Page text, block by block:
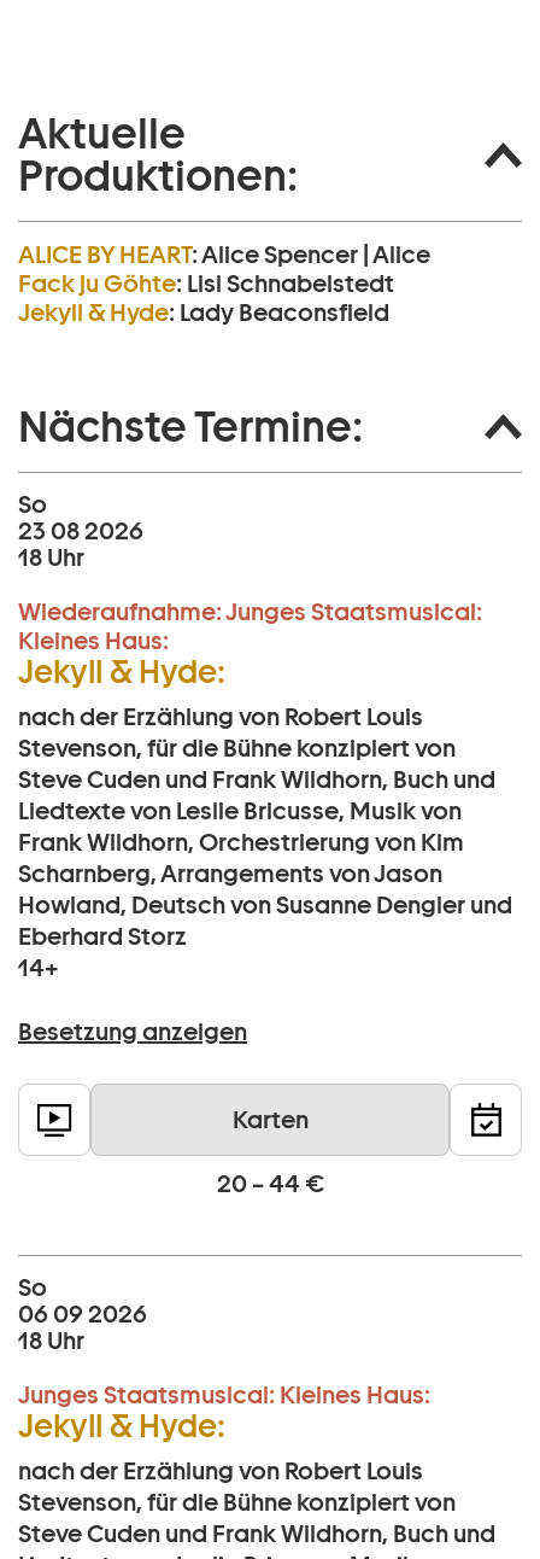
Aktuelle
Produktionen:
ALICE BY HEART:Alice Spencer | Alice
Fack ju Göhte: Lisi Schnabelstedt
Jekyll & Hyde: Lady Beaconsfield
Nächste Termine:
So
23 08 2026
18 Uhr
Wiederaufnahme:Junges Staatsmusical:
Kleines Haus:
Jekyll & Hyde:
nach der Erzählung von Robert Louis
Stevenson, für die Bühne konzipiert von
Steve Cuden und Frank Wildhorn, Buch und
Liedtexte von Leslie Bricusse, Musik von
Frank Wildhorn, Orchestrierung von Kim
Scharnberg, Arrangements von Jason
Howland, Deutsch von Susanne Dengler und
Eberhard Storz
14+
Besetzung anzeigen
Karten
20 – 44 €
So
06 09 2026
18 Uhr
Junges Staatsmusical: Kleines Haus:
Jekyll & Hyde:
nach der Erzählung von Robert Louis
Stevenson, für die Bühne konzipiert von
Steve Cuden und Frank Wildhorn, Buch und